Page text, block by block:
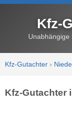
Kfz-
Unabhängige
Kfz-Gutachter ›
Kfz-Gutachter